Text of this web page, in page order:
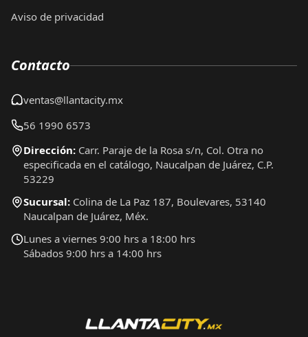
Aviso de privacidad
Contacto
ventas@llantacity.mx
56 1990 6573
Dirección: Carr. Paraje de la Rosa s/n, Col. Otra no
especificada en el catálogo, Naucalpan de Juárez, C.P.
53229
Sucursal: Colina de La Paz 187, Boulevares, 53140
Naucalpan de Juárez, Méx.
Lunes a viernes 9:00 hrs a 18:00 hrs
Sábados 9:00 hrs a 14:00 hrs